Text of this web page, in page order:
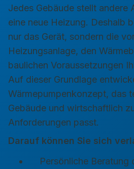
Jedes Gebäude stellt andere
eine neue Heizung. Deshalb
nur das Gerät, sondern die
Heizungsanlage, den
baulichen Voraussetzungen
Auf dieser Grundlage
Wärmepumpenkonzept, das
Gebäude und wirtschaftlich
Anforderungen passt.
Darauf können Sie sich
Persönliche Beratung